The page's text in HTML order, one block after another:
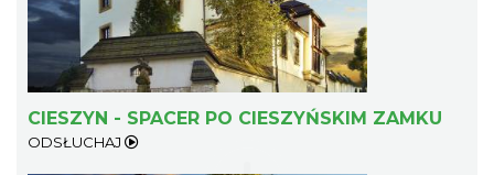
lecia Muzeum Drukarstwa w Cieszynie
0.35 km
CIESZYN - SPACER PO CIESZYŃSKIM ZAMKU
ODSŁUCHAJ